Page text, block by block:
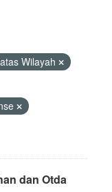
Wilayah
dan Otda